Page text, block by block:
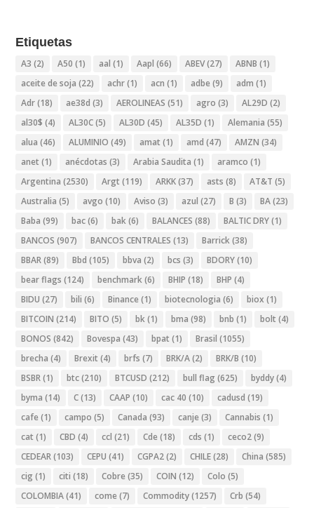
Etiquetas
A3 (2) A50 (1) aal (1) Aapl (66) ABEV(27) ABNB (1)
aceite de soja (22) achr(1) acn (1) adbe (9) adm (1)
Adr(18) ae38d (3) AEROLINEAS (51) agro (3) AL29D (2)
al30$ (4) AL30C(5) AL30D (45) AL35D (1) Alemania (55)
alua (46) ALUMINIO (49) amat (1) amd (47) AMZN (34)
anet (1) anécdotas (3) Arabia Saudita (1) aramco (1)
Argentina (2530) Argt (119) ARKK(37) asts (8) AT&T (5)
Australia (5) avgo (10) Aviso (3) azul (27) B (3) BA(23)
Baba (99) bac(6) bak(6) BALANCES (88) BALTIC DRY(1)
BANCOS (907) BANCOS CENTRALES (13) Barrick(38)
BBAR(89) Bbd (105) bbva (2) bcs (3) BDORY(10)
bear flags (124) benchmark(6) BHIP (18) BHP (4)
BIDU (27) bili (6) Binance (1) biotecnologia (6) biox (1)
BITCOIN (214) BITO (5) bk(1) bma (98) bnb (1) bolt (4)
BONOS (842) Bovespa (43) bpat (1) Brasil (1055)
brecha (4) Brexit (4) brfs (7) BRK/A(2) BRK/B (10)
BSBR(1) btc(210) BTCUSD (212) bull flag (625) byddy(4)
byma (14) C(13) CAAP (10) cac 40 (10) cadusd (19)
cafe (1) campo (5) Canada (93) canje (3) Cannabis (1)
cat (1) CBD (4) ccl (21) Cde (18) cds (1) ceco2(9)
CEDEAR(103) CEPU (41) CGPA2(2) CHILE(28) China (585)
cig (1) citi (18) Cobre (35) COIN (12) Colo (5)
COLOMBIA(41) come (7) Commodity(1257) Crb (54)